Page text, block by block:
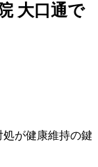
大口通で
が健康維持の鍵